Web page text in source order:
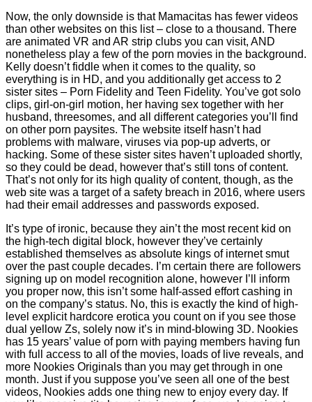
Now, the only downside is that Mamacitas has fewer videos
than other websites on this list – close to a thousand. There
are animated VR and AR strip clubs you can visit, AND
nonetheless play a few of the porn movies in the background.
Kelly doesn’t fiddle when it comes to the quality, so
everything is in HD, and you additionally get access to 2
sister sites – Porn Fidelity and Teen Fidelity. You’ve got solo
clips, girl-on-girl motion, her having sex together with her
husband, threesomes, and all different categories you’ll find
on other porn paysites. The website itself hasn’t had
problems with malware, viruses via pop-up adverts, or
hacking. Some of these sister sites haven’t uploaded shortly,
so they could be dead, however that’s still tons of content.
That’s not only for its high quality of content, though, as the
web site was a target of a safety breach in 2016, where users
had their email addresses and passwords exposed.
It’s type of ironic, because they ain’t the most recent kid on
the high-tech digital block, however they’ve certainly
established themselves as absolute kings of internet smut
over the past couple decades. I’m certain there are followers
signing up on model recognition alone, however I’ll inform
you proper now, this isn’t some half-assed effort cashing in
on the company’s status. No, this is exactly the kind of high-
level explicit hardcore erotica you count on if you see those
dual yellow Zs, solely now it’s in mind-blowing 3D. Nookies
has 15 years’ value of porn with paying members having fun
with full access to all of the movies, loads of live reveals, and
more Nookies Originals than you may get through in one
month. Just if you suppose you’ve seen all one of the best
videos, Nookies adds one thing new to enjoy every day. If